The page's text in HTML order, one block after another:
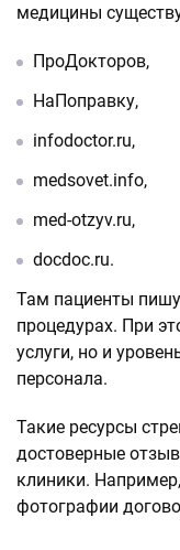
медицины
ПроДокторов,
НаПоправку,
infodoctor.ru,
medsovet.info,
med-otzyv.ru,
docdoc.ru.
Там пациенты
процедурах. При
услуги, но и
персонала.
Такие ресурсы
достоверные
клиники.
фотографии